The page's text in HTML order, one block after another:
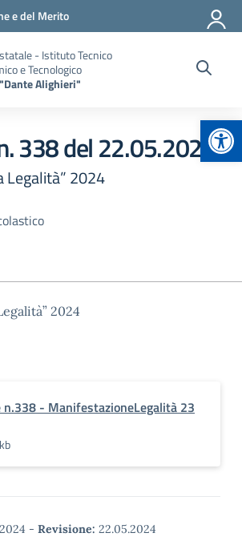
e del Merito
- Istituto Tecnico
e Tecnologico
"Dante Alighieri"
338 del 22.05.2024
Legalità” 2024
2024
n.338 - ManifestazioneLegalità 23
- Revisione: 22.05.2024